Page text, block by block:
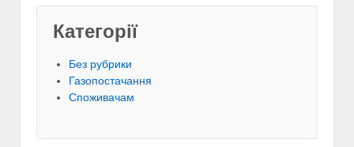
Категорії
Без рубрики
Газопостачання
Споживачам